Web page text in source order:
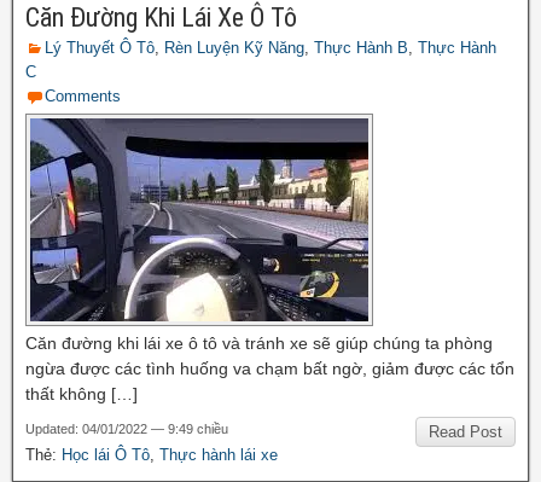
Căn Đường Khi Lái Xe Ô Tô
Lý Thuyết Ô Tô Rèn Luyện Kỹ Năng Thực Hành B Thực Hành
C
Comments
Căn đường khi lái xe ô tô và tránh xe sẽ giúp chúng ta phòng
ngừa được các tình huống va chạm bất ngờ, giảm được các tổn
thất không […]
Read Post
Updated: 04/01/2022 — 9:49 chiều
Thẻ: Học lái Ô Tô Thực hành lái xe